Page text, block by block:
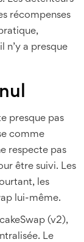
récompenses
n’y a presque
presque pas
comme
respecte pas
être suivi. Les
les
lui-même.
(v2),
Le